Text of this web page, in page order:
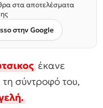
στα αποτελέσματα
στην Google
έκανε
σύντροφό του,
.